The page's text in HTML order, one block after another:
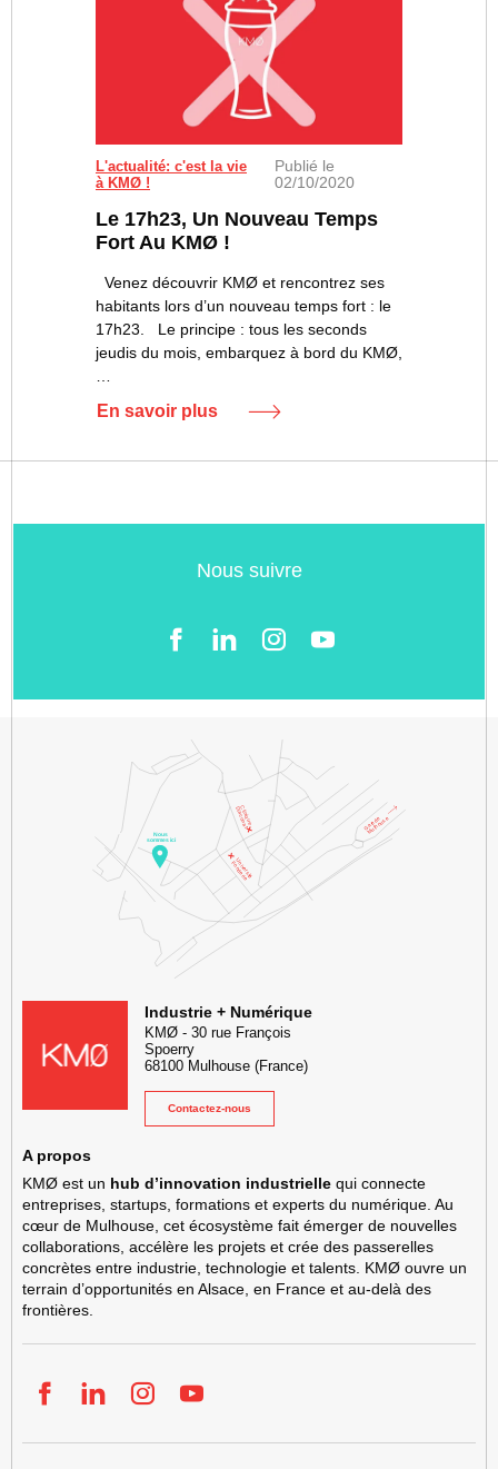
L'actualité: c'est la vie
à KMØ !
Publié le
02/10/2020
Le 17h23, Un Nouveau Temps
Fort Au KMØ !
Venez découvrir KMØ et rencontrez ses
habitants lors d’un nouveau temps fort : le
17h23. Le principe : tous les seconds
jeudis du mois, embarquez à bord du KMØ,
En savoir plus
Nous suivre
KMØ Hub d’innovation industrielle et lieu événementiel au cœur
Industrie + Numérique
KMØ- 30 rue François
Spoerry
68100 Mulhouse (France)
Contactez-nous
A propos
KMØ est un hub d’innovation industrielle qui connecte
entreprises, startups, formations et experts du numérique. Au
cœur de Mulhouse, cet écosystème fait émerger de nouvelles
collaborations, accélère les projets et crée des passerelles
concrètes entre industrie, technologie et talents. KMØ ouvre un
terrain d’opportunités en Alsace, en France et au-delà des
frontières.